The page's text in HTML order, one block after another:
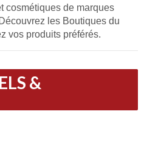
cosmétiques de marques
les Boutiques du
vos produits préférés.
&